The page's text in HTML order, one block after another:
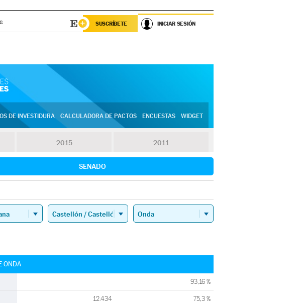
SUSCRÍBETE INICIAR SESIÓN
DE INVESTIDURA CALCULADORA DE PACTOS ENCUESTAS WIDGET
2015 2011
SENADO
ONDA
93,16 %
12.434 75,3 %